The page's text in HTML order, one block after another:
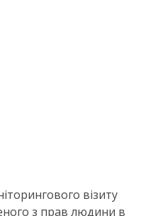
візиту
з прав людини в